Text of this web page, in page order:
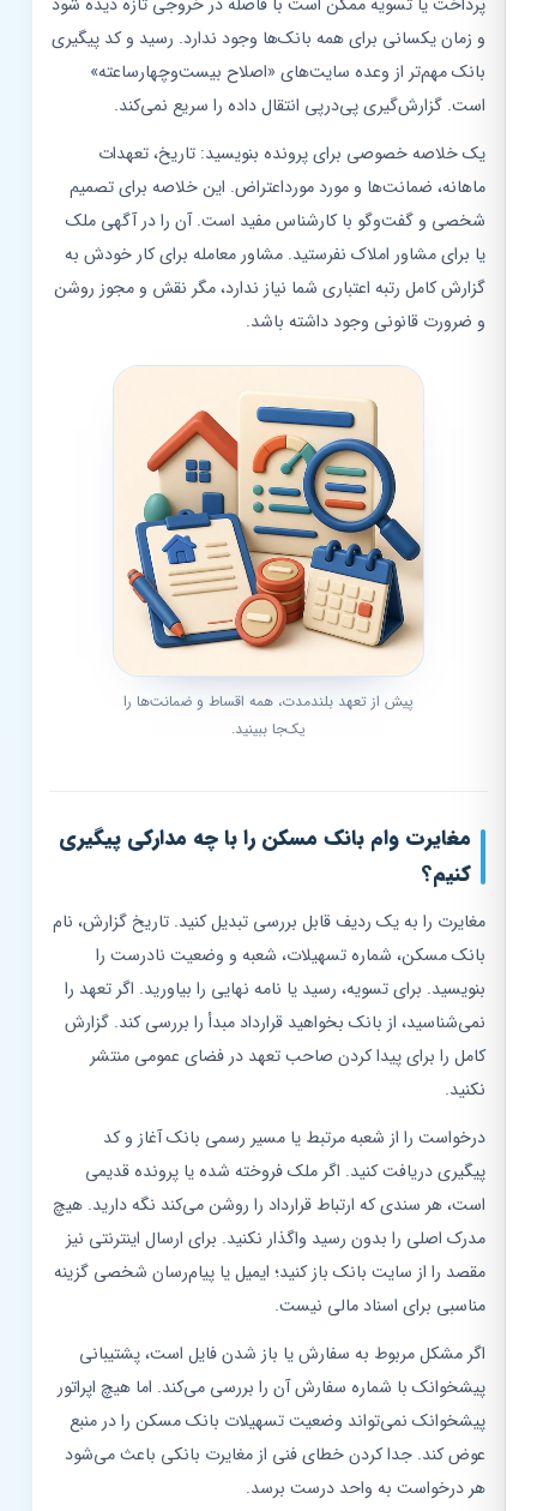
و زمان یکسانی برای همه بانک‌ها وجود ندارد. رسید و کد پیگیری
بانک مهم‌تر از وعده سایت‌های «اصلاح بیست‌وچهارساعته»
است. گزارش‌گیری پی‌درپی انتقال داده را سریع نمی‌کند.
یک خلاصه خصوصی برای پرونده بنویسید: تاریخ، تعهدات
ماهانه، ضمانت‌ها و مورد مورداعتراض. این خلاصه برای تصمیم
شخصی و گفت‌وگو با کارشناس مفید است. آن را در آگهی ملک
یا برای مشاور املاک نفرستید. مشاور معامله برای کار خودش به
گزارش کامل رتبه اعتباری شما نیاز ندارد، مگر نقش و مجوز روشن
و ضرورت قانونی وجود داشته باشد.
پیش از تعهد بلندمدت، همه اقساط و ضمانت‌ها را
یک‌جا ببینید.
مغایرت وام بانک مسکن را با چه مدارکی پیگیری
کنیم؟
مغایرت را به یک ردیف قابل بررسی تبدیل کنید. تاریخ گزارش، نام
بانک مسکن، شماره تسهیلات، شعبه و وضعیت نادرست را
بنویسید. برای تسویه، رسید یا نامه نهایی را بیاورید. اگر تعهد را
نمی‌شناسید، از بانک بخواهید قرارداد مبدأ را بررسی کند. گزارش
کامل را برای پیدا کردن صاحب تعهد در فضای عمومی منتشر
نکنید.
درخواست را از شعبه مرتبط یا مسیر رسمی بانک آغاز و کد
پیگیری دریافت کنید. اگر ملک فروخته شده یا پرونده قدیمی
است، هر سندی که ارتباط قرارداد را روشن می‌کند نگه دارید. هیچ
مدرک اصلی را بدون رسید واگذار نکنید. برای ارسال اینترنتی نیز
مقصد را از سایت بانک باز کنید؛ ایمیل یا پیام‌رسان شخصی گزینه
مناسبی برای اسناد مالی نیست.
اگر مشکل مربوط به سفارش یا باز شدن فایل است، پشتیبانی
پیشخوانک با شماره سفارش آن را بررسی می‌کند. اما هیچ اپراتور
پیشخوانک نمی‌تواند وضعیت تسهیلات بانک مسکن را در منبع
عوض کند. جدا کردن خطای فنی از مغایرت بانکی باعث می‌شود
هر درخواست به واحد درست برسد.